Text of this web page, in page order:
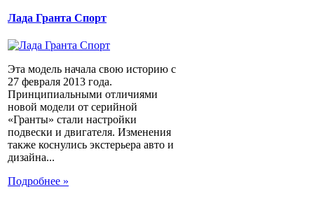
Лада Гранта Спорт
Эта модель начала свою историю с
27 февраля 2013 года.
Принципиальными отличиями
новой модели от серийной
«Гранты» стали настройки
подвески и двигателя. Изменения
также коснулись экстерьера авто и
дизайна...
Подробнее »